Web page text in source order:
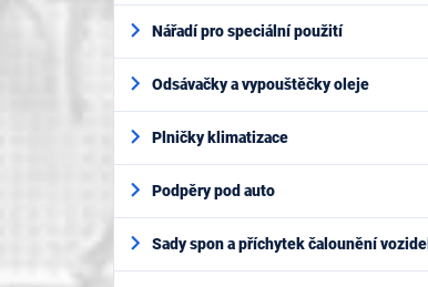
Nářadí pro speciální použití
Odsávačky a vypouštěčky oleje
Plničky klimatizace
Podpěry pod auto
Sady spon a příchytek čalounění vozidel